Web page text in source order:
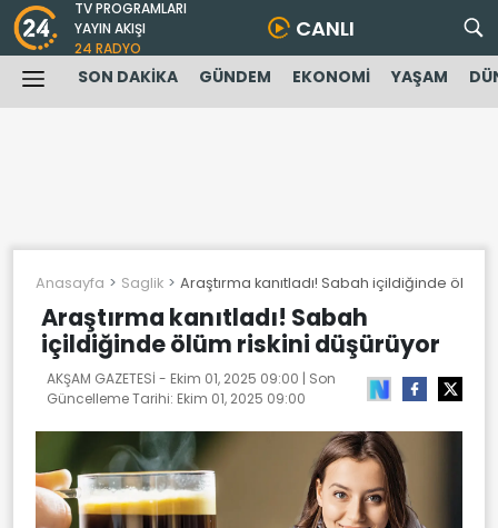
TV PROGRAMLARI
YAYIN AKIŞI
24 RADYO
CANLI
SON DAKİKA GÜNDEM EKONOMİ YAŞAM
Anasayfa Saglik Araştırma kanıtladı! Sabah içildiğinde ölüm
Araştırma kanıtladı! Sabah
içildiğinde ölüm riskini düşürüyor
AKŞAM GAZETESİ - Ekim 01, 2025 09:00 | Son
Güncelleme Tarihi: Ekim 01, 2025 09:00